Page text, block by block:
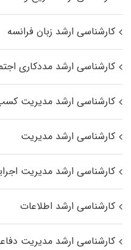
کارشناسی ارشد زبان فرانسه
کارشناسی ارشد مددکاری
کارشناسی ارشد مدیریت
کارشناسی ارشد مدیریت
کارشناسی ارشد مدیریت
کارشناسی ارشد اطلاعات
کارشناسی ارشد مدیریت